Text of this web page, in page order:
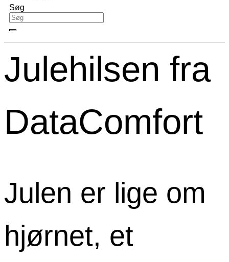
Søg
Julehilsen fra
DataComfort
Julen er lige om
hjørnet, et